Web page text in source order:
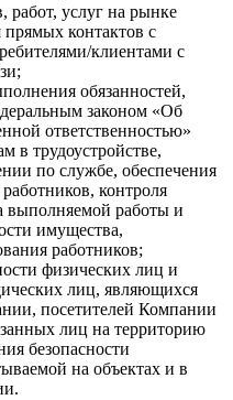
работ, услуг на рынке
контактов с
клиентами с
обязанностей,
законом «Об
ответственностью»
в трудоустройстве,
по службе, обеспечения
контроля
выполняемой работы и
имущества,
работников;
физических лиц и
лиц, являющихся
посетителей Компании
лиц на территорию
безопасности
на объектах и в